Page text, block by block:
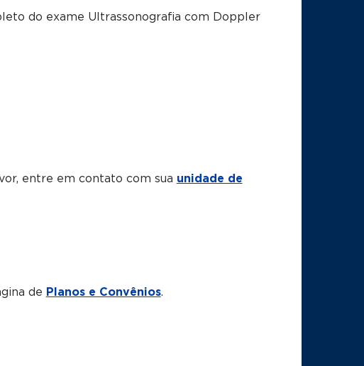
do exame Ultrassonografia com Doppler
entre em contato com sua unidade de
de Planos e Convênios.